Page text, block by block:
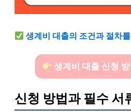
생계비 대출의 조건과 절차
생계비 대출 신청 방
신청 방법과 필수 서